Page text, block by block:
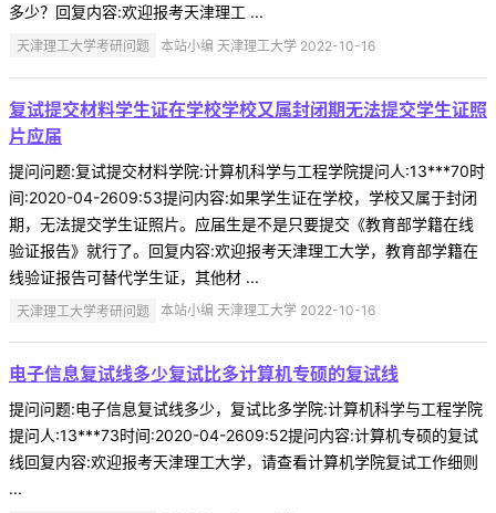
多少？回复内容:欢迎报考天津理工 ...
天津理工大学考研问题 本站小编 天津理工大学 2022-10-16
复试提交材料学生证在学校学校又属封闭期无法提交学生证照
片应届
提问问题:复试提交材料学院:计算机科学与工程学院提问人:13***70时
间:2020-04-2609:53提问内容:如果学生证在学校，学校又属于封闭
期，无法提交学生证照片。应届生是不是只要提交《教育部学籍在线
验证报告》就行了。回复内容:欢迎报考天津理工大学，教育部学籍在
线验证报告可替代学生证，其他材 ...
天津理工大学考研问题 本站小编 天津理工大学 2022-10-16
电子信息复试线多少复试比多计算机专硕的复试线
提问问题:电子信息复试线多少，复试比多学院:计算机科学与工程学院
提问人:13***73时间:2020-04-2609:52提问内容:计算机专硕的复试
线回复内容:欢迎报考天津理工大学，请查看计算机学院复试工作细则
...